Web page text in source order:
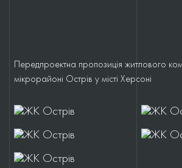
Передпроектна пропозиція житлового
мікрорайоні Острів у місті Херсоні